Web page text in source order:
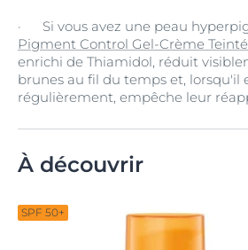
· Si vous avez une peau
Pigment Control Gel-Crème
enrichi de Thiamidol, réduit
brunes au fil du temps et, lorsqu'il
régulièrement, empêche leur
À découvrir
SPF 50+